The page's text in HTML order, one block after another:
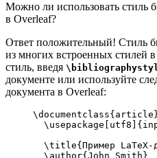
Можно ли использовать стиль
в Overleaf?
Ответ положительный! Стиль
из многих встроенных стилей
стиль, введя
документе или используйте
документа в Overleaf:
\documentclass{ article
\usepackage
utf8 ]{
\title{Пример
\author{John Smith}